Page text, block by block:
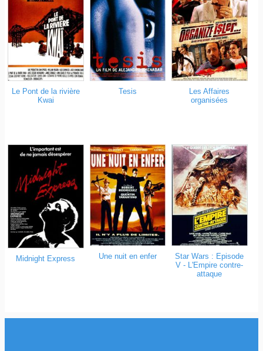
Le Pont de la rivière
Kwai
Tesis
Les Affaires
organisées
Midnight Express Une nuit en enfer
Star Wars : Episode
V - L'Empire contre-
attaque